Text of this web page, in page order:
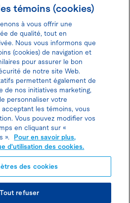
de location
pour gagner 100$
des cookies
des
témoins (cookies)
à vous offrir une
de qualité, tout en
Nous vous informons que
(cookies) de navigation et
pour assurer le bon
de notre site Web.
permettent également de
de nos initiatives marketing,
personnaliser votre
les témoins, vous
Vous pouvez modifier vos
en cliquant sur «
».
Pour en savoir plus,
d'utilisation des cookies.
des cookies
Tout refuser